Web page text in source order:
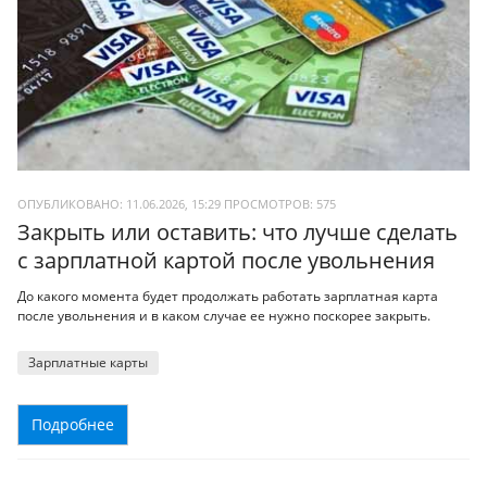
ОПУБЛИКОВАНО: 11.06.2026, 15:29 ПРОСМОТРОВ: 575
Закрыть или оставить: что лучше сделать
с зарплатной картой после увольнения
До какого момента будет продолжать работать зарплатная карта
после увольнения и в каком случае ее нужно поскорее закрыть.
Зарплатные карты
Подробнее